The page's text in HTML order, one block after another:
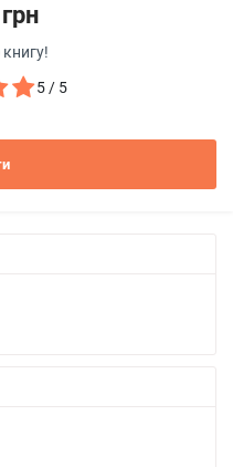
книгу!
5 / 5